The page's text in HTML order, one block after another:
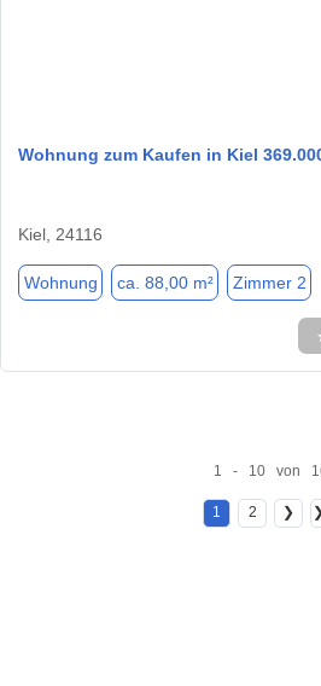
Wohnung zum Kaufen in Kiel
Kiel, 24116
Wohnung ca. 88,00 m² Zimmer 2
1 - 10 von
1 2 ❯